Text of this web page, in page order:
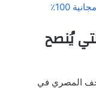
يُنصح
المصري في